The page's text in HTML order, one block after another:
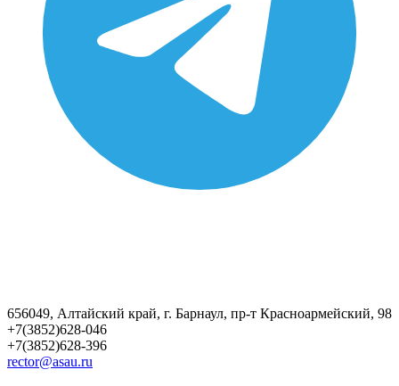
656049, Алтайский край, г. Барнаул, пр-т Красноармейский, 98
+7(3852)628-046
+7(3852)628-396
rector@asau.ru